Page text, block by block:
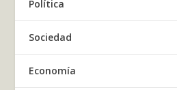
Política
Sociedad
Economía